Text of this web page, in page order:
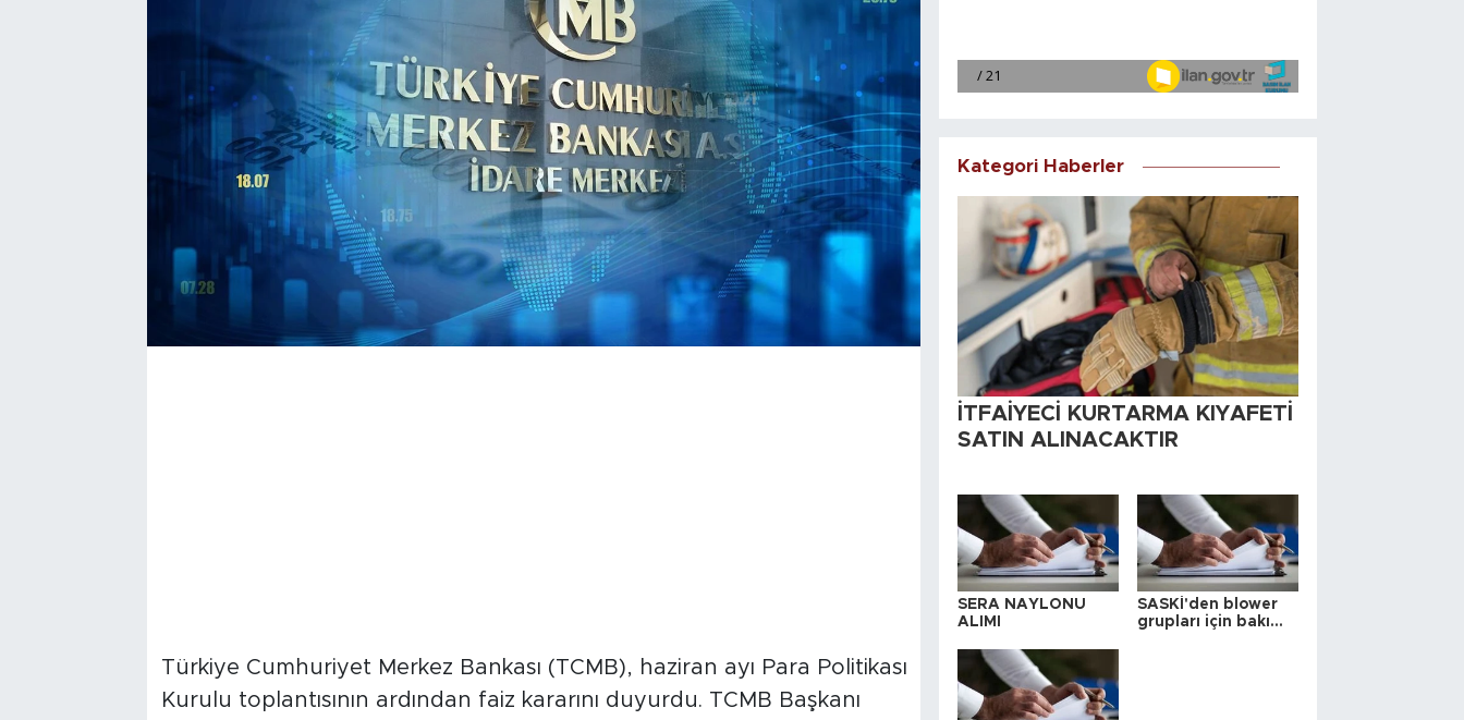
Türkiye Cumhuriyet Merkez Bankası (TCMB), haziran ayı Para Politikası
Kurulu toplantısının ardından faiz kararını duyurdu. TCMB Başkanı
Kategori Haberler
İTFAİYECİ KURTARMA KIYAFETİ
SATIN ALINACAKTIR
SERA NAYLONU
ALIMI
SASKİ'den blower
grupları için bakım